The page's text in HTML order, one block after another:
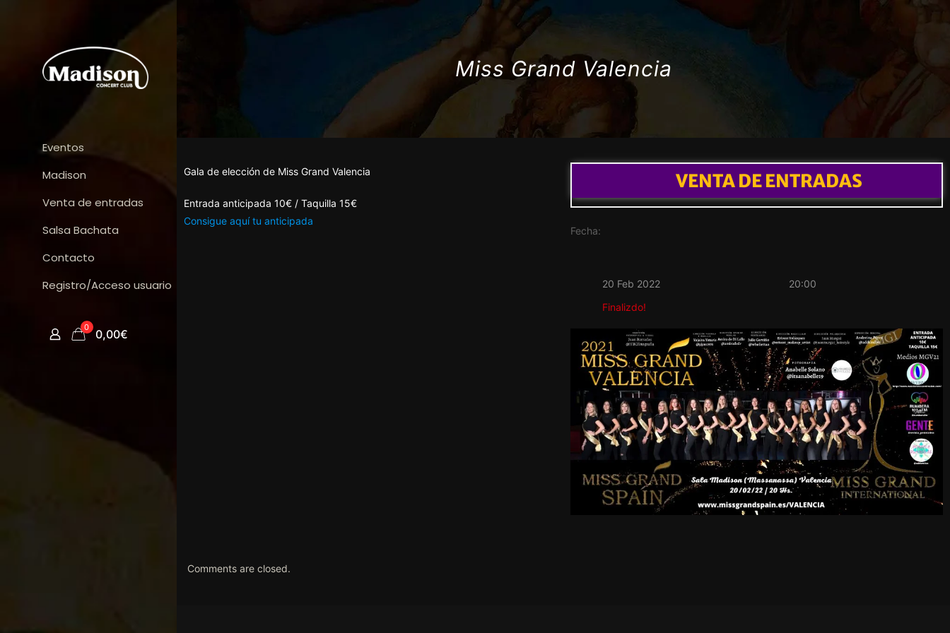
Eventos
Madison
Venta de entradas
Salsa Bachata
Contacto
Registro/Acceso usuario
0 0,00€
Miss Grand Valencia
Gala de elección de Miss Grand Valencia
Entrada anticipada 10€ / Taquilla 15€
Consigue aquí tu anticipada
VENTA DE ENTRADAS
Fecha:
20 Feb 2022
Finalizdo!
20:00
Comments are closed.